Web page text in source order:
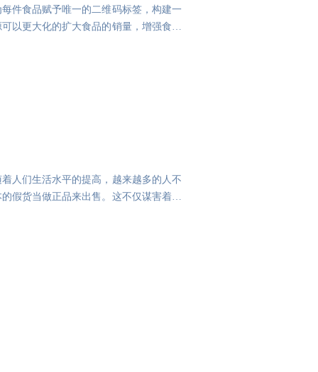
件食品赋予唯一的二维码标签，构建一
以更大化的扩大食品的销量，增强食品
人们生活水平的提高，越来越多的人不
假货当做正品来出售。这不仅谋害着小